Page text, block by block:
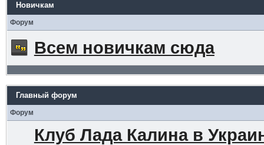
Новичкам
Форум
Всем новичкам сюда
Главный форум
Форум
Клуб Лада Калина в